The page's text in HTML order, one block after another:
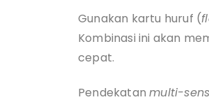
Gunakan kartu huruf (
Kombinasi ini akan
cepat.
Pendekatanmulti-